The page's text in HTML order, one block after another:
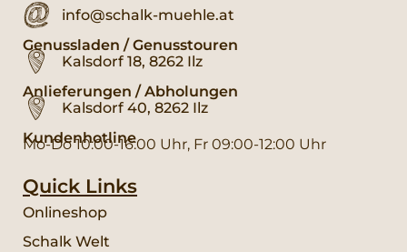
info@schalk-muehle.at
Genussladen / Genusstouren
Kalsdorf 18, 8262 Ilz
Anlieferungen / Abholungen
Kalsdorf 40, 8262 Ilz
Kundenhotline
Mo-Do 10:00-16:00 Uhr, Fr 09:00-12:00 Uhr
Quick Links
Onlineshop
Schalk Welt